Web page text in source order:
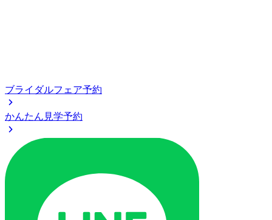
ブライダルフェア予約
かんたん見学予約